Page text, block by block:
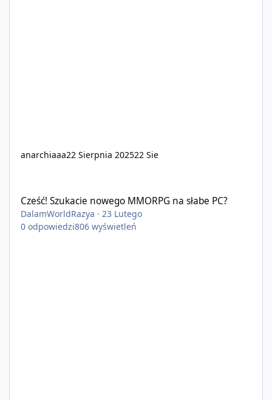
anarchiaaa22 Sierpnia 202522 Sie
Cześć! Szukacie nowego MMORPG na słabe PC?
DalamWorldRazya ·23 Lutego
0 odpowiedzi806 wyświetleń